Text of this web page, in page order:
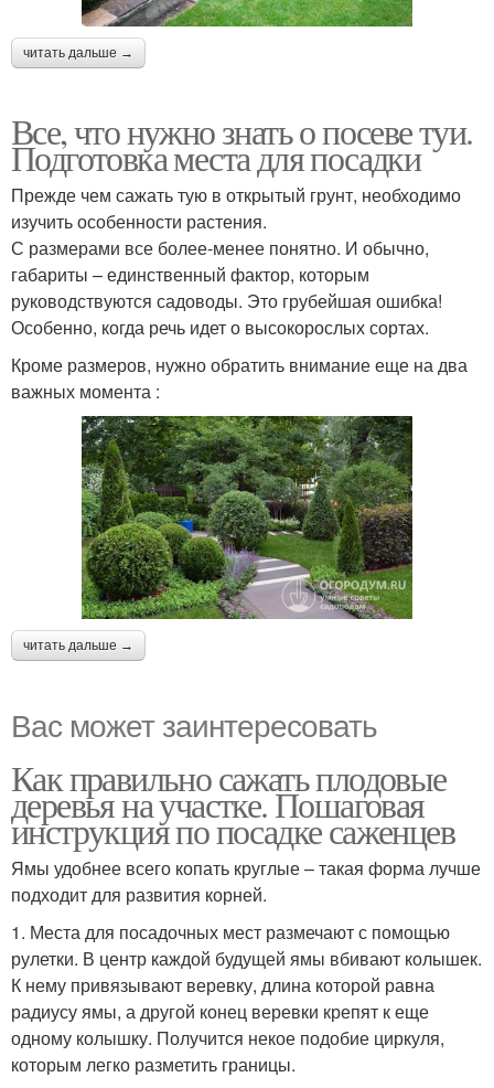
читать дальше →
Все, что нужно знать о посеве туи.
Подготовка места для посадки
Прежде чем сажать тую в открытый грунт, необходимо
изучить особенности растения.
С размерами все более-менее понятно. И обычно,
габариты – единственный фактор, которым
руководствуются садоводы. Это грубейшая ошибка!
Особенно, когда речь идет о высокорослых сортах.
Кроме размеров, нужно обратить внимание еще на два
важных момента :
читать дальше →
Вас может заинтересовать
Как правильно сажать плодовые
деревья на участке. Пошаговая
инструкция по посадке саженцев
Ямы удобнее всего копать круглые – такая форма лучше
подходит для развития корней.
1. Места для посадочных мест размечают с помощью
рулетки. В центр каждой будущей ямы вбивают колышек.
К нему привязывают веревку, длина которой равна
радиусу ямы, а другой конец веревки крепят к еще
одному колышку. Получится некое подобие циркуля,
которым легко разметить границы.